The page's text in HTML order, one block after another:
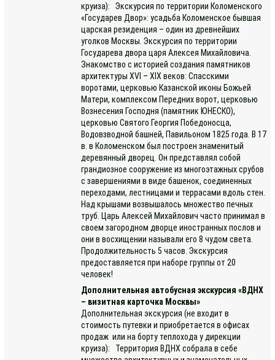
круиза): Экскурсия по территории Коломенского
«Государев Двор»: усадьба Коломенское бывшая
царская резиденция – один из древнейших
уголков Москвы. Экскурсия по территории
Государева двора царя Алексея Михайловича.
Знакомство с историей создания памятников
архитектуры ХVI – ХIX веков: Спасскими
воротами, церковью Казанской иконы Божьей
Матери, комплексом Передних ворот, церковью
Вознесения Господня (памятник ЮНЕСКО),
церковью Святого Георгия Победоносца,
Водовзводной башней, Павильоном 1825 года. В 17
в. в Коломенском был построен знаменитый
деревянный дворец. Он представлял собой
грандиозное сооружение из многоэтажных срубов
с завершениями в виде башенок, соединенных
переходами, лестницами и террасами вдоль стен.
Над крышами возвышалось множество печных
труб. Царь Алексей Михайлович часто принимал в
своем загородном дворце иностранных послов и
они в восхищении называли его 8 чудом света.
Продолжительность 5 часов. Экскурсия
предоставляется при наборе группы от 20
человек!
Дополнительная автобусная экскурсия «ВДНХ
– визитная карточка Москвы»
Дополнительная экскурсия (не входит в
стоимость путевки и приобретается в офисах
продаж или на борту теплохода у дирекции
круиза): Территория ВДНХ собрала в себе